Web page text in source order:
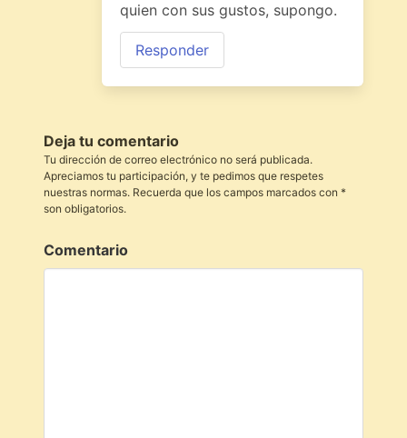
quien con sus gustos, supongo.
Responder
Deja tu comentario
Tu dirección de correo electrónico no será publicada.
Apreciamos tu participación, y te pedimos que respetes
nuestras normas. Recuerda que los campos marcados con *
son obligatorios.
Comentario